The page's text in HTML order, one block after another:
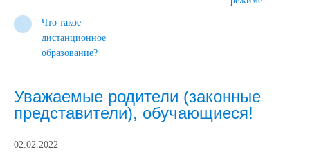
Что такое
дистанционное
образование?
Уважаемые родители (законные
представители), обучающиеся!
02.02.2022